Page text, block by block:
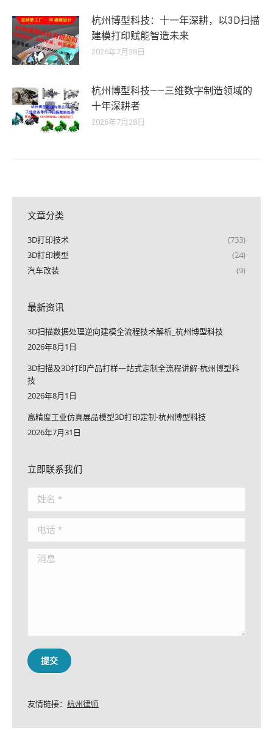
杭州博型科技：十一年深耕，以3D扫描
建模打印赋能智造未来
2026年7月28日
杭州博型科技——三维数字制造领域的
十年深耕者
2026年7月28日
文章分类
3D打印技术
(733)
3D打印模型
(24)
汽车改装
(9)
最新资讯
3D扫描数据处理逆向建模全流程技术解析_杭州博型科技
2026年8月1日
3D扫描及3D打印产品打样一站式定制全流程讲解-杭州博型科
技
2026年8月1日
高精度工业仿真展品模型3D打印定制-杭州博型科技
2026年7月31日
立即联系我们
姓名 *
电话 *
消息
提交
友情链接： 杭州律师